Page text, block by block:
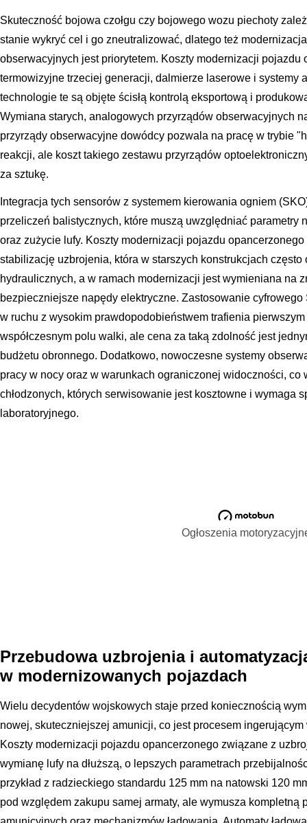
Skuteczność bojowa czołgu czy bojowego wozu piechoty
stanie wykryć cel i go zneutralizować, dlatego też
obserwacyjnych jest priorytetem. Koszty modernizacji
termowizyjne trzeciej generacji, dalmierze laserowe i systemy
technologie te są objęte ścisłą kontrolą eksportową i
Wymiana starych, analogowych przyrządów obserwacyjnych
przyrządy obserwacyjne dowódcy pozwala na pracę w trybie
reakcji, ale koszt takiego zestawu przyrządów
za sztukę.
Integracja tych sensorów z systemem kierowania ogniem
przeliczeń balistycznych, które muszą uwzględniać parametry
oraz zużycie lufy. Koszty modernizacji pojazdu
stabilizację uzbrojenia, która w starszych konstrukcjach często
hydraulicznych, a w ramach modernizacji jest wymieniana na
bezpieczniejsze napędy elektryczne. Zastosowanie
w ruchu z wysokim prawdopodobieństwem trafienia pierwszym
współczesnym polu walki, ale cena za taką zdolność jest
budżetu obronnego. Dodatkowo, nowoczesne systemy
pracy w nocy oraz w warunkach ograniczonej widoczności, co
chłodzonych, których serwisowanie jest kosztowne i wymaga
laboratoryjnego.
Ogłoszenia
Przebudowa uzbrojenia i
w modernizowanych pojazdach
Wielu decydentów wojskowych staje przed koniecznością
nowej, skuteczniejszej amunicji, co jest procesem
Koszty modernizacji pojazdu opancerzonego związane z
wymianę lufy na dłuższą, o lepszych parametrach
przykład z radzieckiego standardu 125 mm na natowski 120
pod względem zakupu samej armaty, ale wymusza kompletną